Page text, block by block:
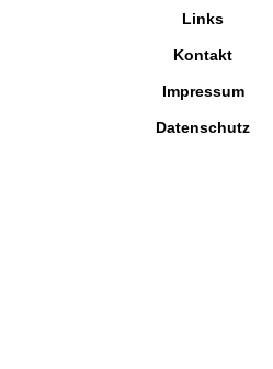
Links
Kontakt
Impressum
Datenschutz